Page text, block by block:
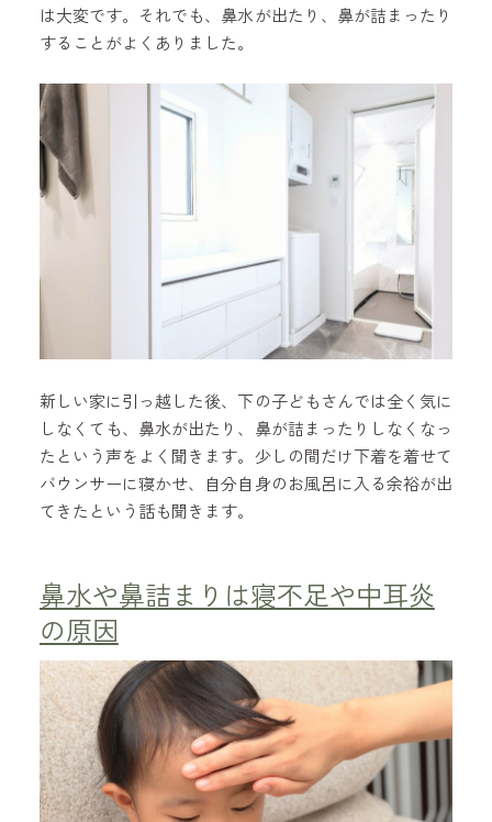
は大変です。それでも、鼻水が出たり、鼻が詰まったり
することがよくありました。
新しい家に引っ越した後、下の子どもさんでは全く気に
しなくても、鼻水が出たり、鼻が詰まったりしなくなっ
たという声をよく聞きます。少しの間だけ下着を着せて
バウンサーに寝かせ、自分自身のお風呂に入る余裕が出
てきたという話も聞きます。
鼻水や鼻詰まりは寝不足や中耳炎
の原因